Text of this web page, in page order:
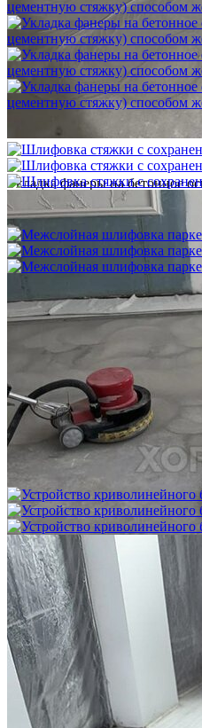
Укладка фанеры на бетонное
цементную стяжку) способом
750 ₽
Межслойная шлифовка паркета
1 200 ₽
Устройство криволинейного